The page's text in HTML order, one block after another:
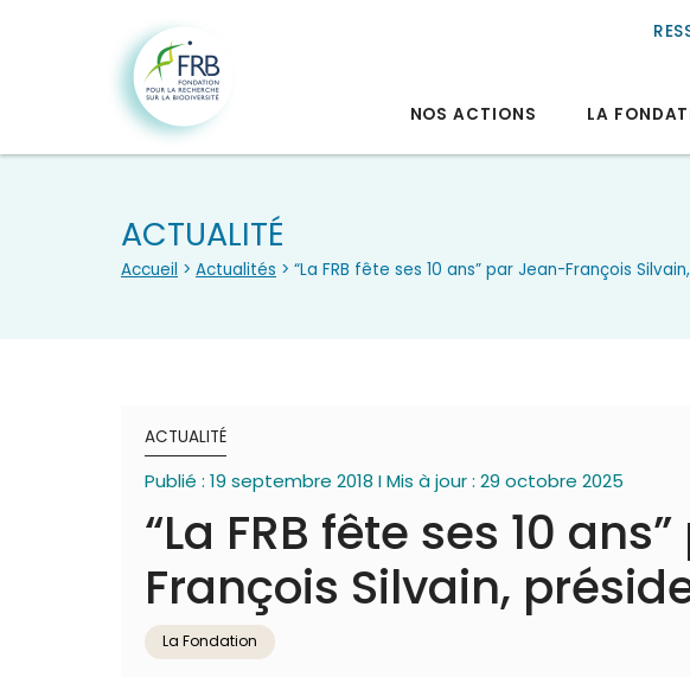
NOS ACTIONS LA
ACTUALITÉ
Accueil > Actualités > “La FRB fête ses 10 ans” par Jean-François
ACTUALITÉ
Publié : 19 septembre 2018 I Mis à jour : 29 octobre 2025
“La FRB fête ses 10
François Silvain,
La Fondation